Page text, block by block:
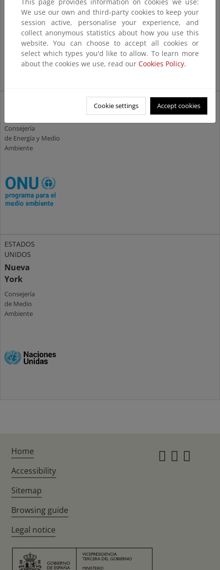
Ambiente
Consejería
de Energía y Medio
Ambiente
ESTADOS
UNIDOS
Nueva
York
Consejería
de Medio
Ambiente
We use our own and third-party cookies to keep your
session active, personalise your experience, and
collect anonymous statistics about how you use this
website. You can choose to accept all cookies or
select which types you'd like to allow. To learn more
about the cookies we use, read our Cookies Policy.
Cookie settings Accept cookies
Home
Accessibility
Sitemap
Browsing guide
Legal notice